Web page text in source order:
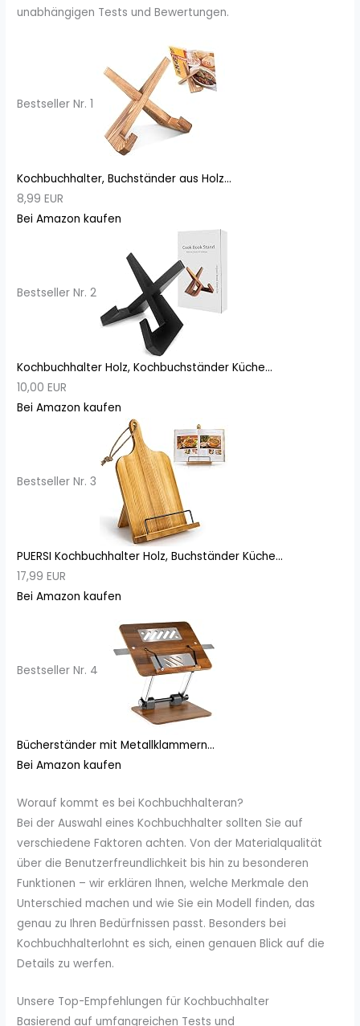
unabhängigen Tests und Bewertungen.
Bestseller Nr. 1
Kochbuchhalter, Buchständer aus Holz...
8,99 EUR
Bei Amazon kaufen
Bestseller Nr. 2
Kochbuchhalter Holz, Kochbuchständer Küche...
10,00 EUR
Bei Amazon kaufen
Bestseller Nr. 3
PUERSI Kochbuchhalter Holz, Buchständer Küche...
17,99 EUR
Bei Amazon kaufen
Bestseller Nr. 4
Bücherständer mit Metallklammern...
Bei Amazon kaufen
Worauf kommt es bei Kochbuchhalteran?
Bei der Auswahl eines Kochbuchhalter sollten Sie auf
verschiedene Faktoren achten. Von der Materialqualität
über die Benutzerfreundlichkeit bis hin zu besonderen
Funktionen – wir erklären Ihnen, welche Merkmale den
Unterschied machen und wie Sie ein Modell finden, das
genau zu Ihren Bedürfnissen passt. Besonders bei
Kochbuchhalterlohnt es sich, einen genauen Blick auf die
Details zu werfen.
Unsere Top-Empfehlungen für Kochbuchhalter
Basierend auf umfangreichen Tests und